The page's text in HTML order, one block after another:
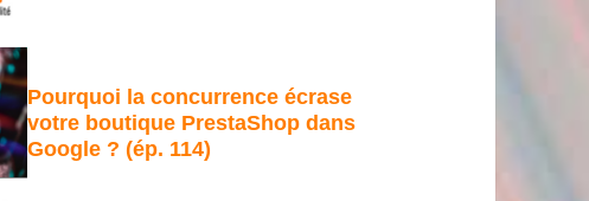
Pourquoi la concurrence écrase
votre boutique PrestaShop dans
Google ? (ép. 114)